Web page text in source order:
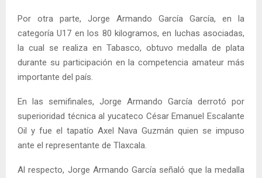
Por otra parte, Jorge Armando García García, en la
categoría U17 en los 80 kilogramos, en luchas asociadas,
la cual se realiza en Tabasco, obtuvo medalla de plata
durante su participación en la competencia amateur más
importante del país.
En las semifinales, Jorge Armando García derrotó por
superioridad técnica al yucateco César Emanuel Escalante
Oil y fue el tapatío Axel Nava Guzmán quien se impuso
ante el representante de Tlaxcala.
Al respecto, Jorge Armando García señaló que la medalla